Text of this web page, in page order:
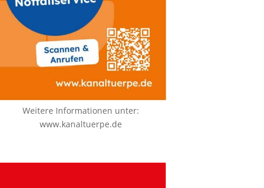
Weitere Informationen unter:
www.kanaltuerpe.de